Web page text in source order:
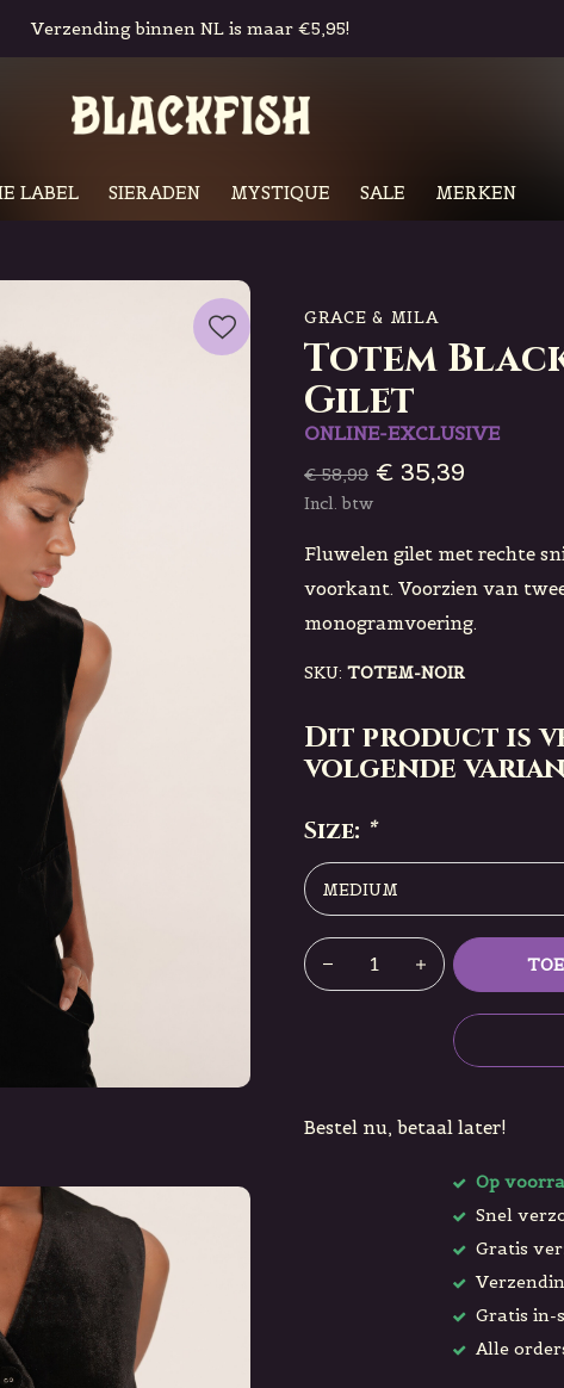
LABEL SIERADEN MYSTIQUE SALE MERKEN
Gratis in-store pickup & retour
GRACE & MILA
Totem
Gilet
ONLINE-EXCLUSIVE
€ 58,99 € 35,39
Incl. btw
Fluwelen gilet met rechte
voorkant. Voorzien van
monogramvoering.
SKU: TOTEM-NOIR
Dit product is
volgende
Size: *
Bestel nu, betaal later!
Op
Snel
Gratis
Gratis in-
Alle